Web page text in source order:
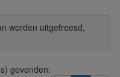
worden uitgefreesd,
gevonden: